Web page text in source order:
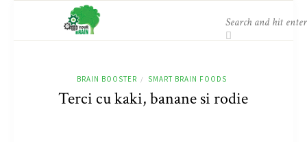
BRAIN BOOSTER / SMART BRAIN FOODS
Terci cu kaki, banane si rodie